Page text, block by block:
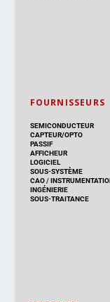
FOURNISSEURS
SEMICONDUCTEUR
CAPTEUR/OPTO
PASSIF
AFFICHEUR
LOGICIEL
SOUS-SYSTÈME
CAO/
INGÉNIERIE
SOUS-TRAITANCE